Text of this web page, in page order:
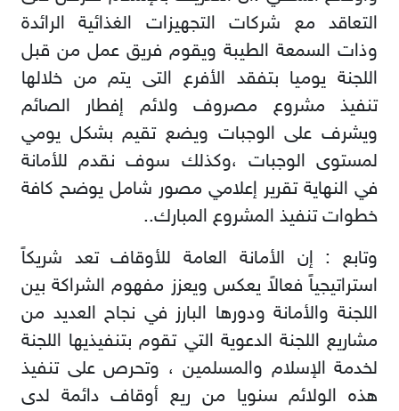
التعاقد مع شركات التجهيزات الغذائية الرائدة
وذات السمعة الطيبة ويقوم فريق عمل من قبل
اللجنة يوميا بتفقد الأفرع التى يتم من خلالها
تنفيذ مشروع مصروف ولائم إفطار الصائم
ويشرف على الوجبات ويضع تقيم بشكل يومي
لمستوى الوجبات ،وكذلك سوف نقدم للأمانة
في النهاية تقرير إعلامي مصور شامل يوضح كافة
خطوات تنفيذ المشروع المبارك..
وتابع : إن الأمانة العامة للأوقاف تعد شريكاً
استراتيجياً فعالاً يعكس ويعزز مفهوم الشراكة بين
اللجنة والأمانة ودورها البارز في نجاح العديد من
مشاريع اللجنة الدعوية التي تقوم بتنفيذيها اللجنة
لخدمة الإسلام والمسلمين ، وتحرص على تنفيذ
هذه الولائم سنويا من ريع أوقاف دائمة لدى